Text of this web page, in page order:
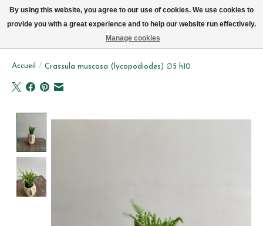
Accueil / Crassula muscosa (lycopodiodes) ∅5 h10
Product image slideshow Items
By using this website, you agree to our use of cookies. We use cookies to
provide you with a great experience and to help our website run effectively.
Manage cookies